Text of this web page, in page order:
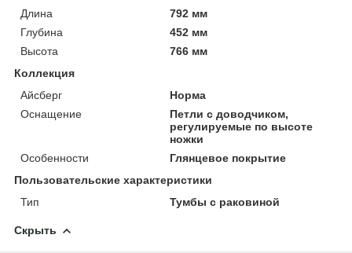
Длина
792 мм
Глубина
452 мм
Высота
766 мм
Коллекция
Айсберг
Норма
Оснащение
Петли с доводчиком,
регулируемые по высоте
ножки
Особенности
Глянцевое покрытие
Пользовательские характеристики
Тип
Тумбы с раковиной
Скрыть